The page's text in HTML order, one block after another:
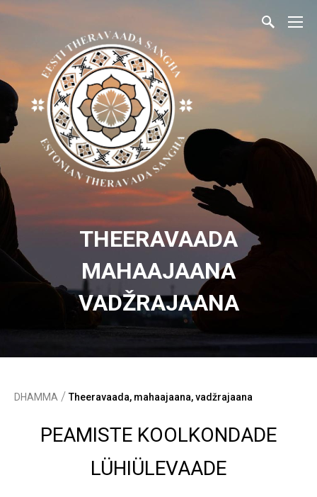
THEERAVAADA
MAHAAJAANA
VADŽRAJAANA
DHAMMA / Theeravaada, mahaajaana, vadžrajaana
PEAMISTE KOOLKONDADE
LÜHIÜLEVAADE